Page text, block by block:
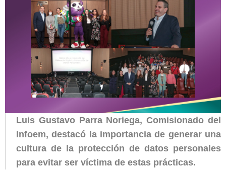
Luis Gustavo Parra Noriega, Comisionado del
Infoem, destacó la importancia de generar una
cultura de la protección de datos personales
para evitar ser víctima de estas prácticas.